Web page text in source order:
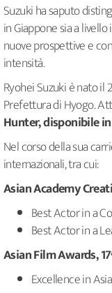
Suzuki ha saputo
in Giappone sia a
nuove prospettive e
intensità.
Ryohei Suzuki è nato il
Prefettura di Hyogo.
Hunter, disponibile
Nel corso della sua
internazionali, tra cui:
Asian Academy
Best Actor in a
Best Actor in a
Asian Film Awards,
Excellence in